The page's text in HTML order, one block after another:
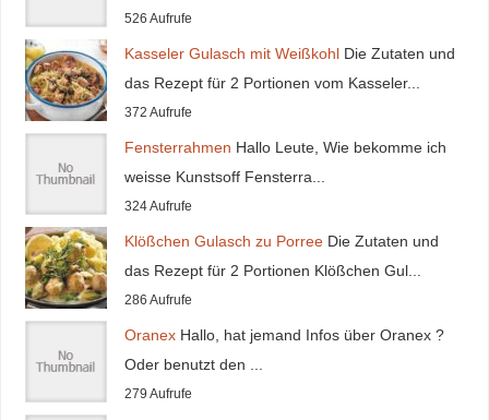
526 Aufrufe
Kasseler Gulasch mit Weißkohl Die Zutaten und
das Rezept für 2 Portionen vom Kasseler...
372 Aufrufe
Fensterrahmen Hallo Leute, Wie bekomme ich
weisse Kunstsoff Fensterra...
324 Aufrufe
Klößchen Gulasch zu Porree Die Zutaten und
das Rezept für 2 Portionen Klößchen Gul...
286 Aufrufe
Oranex Hallo, hat jemand Infos über Oranex ?
Oder benutzt den ...
279 Aufrufe